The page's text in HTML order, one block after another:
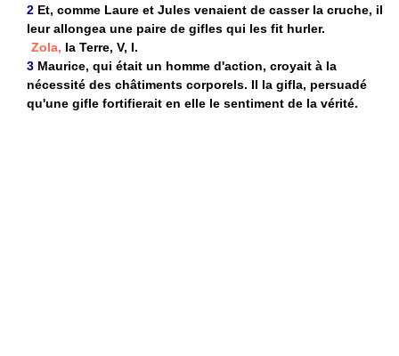
2 Et, comme Laure et Jules venaient de casser la cruche, il
leur allongea une paire de gifles qui les fit hurler.
Zola, la Terre, V, I.
3 Maurice, qui était un homme d'action, croyait à la
nécessité des châtiments corporels. Il la gifla, persuadé
qu'une gifle fortifierait en elle le sentiment de la vérité.